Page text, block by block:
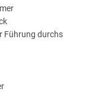
Führung durchs